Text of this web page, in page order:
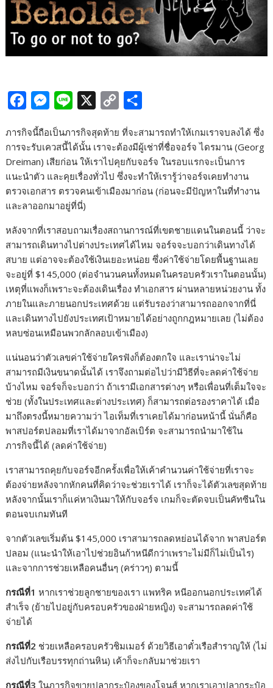
c
b
o
o
k
M
s
s
e
n
g
e
r
n
p
L
i
k
a
r
e
ภารกิจนี้ถือเป็นภารกิจสุดท้าย ที่จะสามารถทำให้เกมเราจบลงได้ ซึ่ง
การจะรับเควสนี้ได้นั้น เราจะต้องมีผู้เช่าที่ชื่อจอร์จ ไดรมาน (Georg
Dreiman) เสียก่อน ให้เราไปคุยกับจอร์จ ในรอบแรกจะเป็นการ
แนะนำตัว และคุยเรื่องทั่วไป ซึ่งจะทำให้เรารู้ว่าจอร์จเคยทำงาน
ตรวจเอกสาร ตรวจคนเข้าเมืองมาก่อน (ก่อนจะมีปัญหาในที่ทำงาน
และลาออกมาอยู่ที่นี่)
หลังจากที่เราสอบถามเรื่องสถานการณ์ที่เขตชายแดนในตอนนี้ ว่าจะ
สามารถเดินทางไปต่างประเทศได้ไหม จอร์จจะบอกว่าเดินทางได้
สบาย แต่อาจจะต้องใช้เงินเยอะหน่อย ซึ่งค่าใช้จ่ายโดยพื้นฐานเลย
จะอยู่ที่ $145,000 (ต่อจำนวนคนทั้งหมดในครอบครัวเราในตอนนั้น)
เหตุที่แพงก็เพราะจะต้องเดินเรื่อง ทำเอกสาร ผ่านหลายหน่วยงาน ทั้ง
ภายในและภายนอกประเทศด้วย แต่รับรองว่าสามารถออกจากที่นี่
และเดินทางไปยังประเทศเป้าหมายได้อย่างถูกกฎหมายเลย (ไม่ต้อง
หลบซ่อนเหมือนพวกลักลอบเข้าเมือง)
แน่นอนว่าตัวเลขค่าใช้จ่ายใครฟังก็ต้องตกใจ และเราน่าจะไม่
สามารถมีเงินขนาดนั้นได้ เราจึงถามต่อไปว่ามีวิธีที่จะลดค่าใช้จ่าย
บ้างไหม จอร์จก็จะบอกว่า ถ้าเรามีเอกสารต่างๆ หรือเพื่อนที่เต็มใจจะ
ช่วย (ทั้งในประเทศและต่างประเทศ) ก็สามารถต่อรองราคาได้ เมื่อ
มาถึงตรงนี้หมายความว่า ไอเท็มที่เราเคยได้มาก่อนหน้านี้ นั่นก็คือ
พาสปอร์ตปลอมที่เราได้มาจากอัลเบิร์ต จะสามารถนำมาใช้ใน
ภารกิจนี้ได้ (ลดค่าใช้จ่าย)
เราสามารถคุยกับจอร์จอีกครั้งเพื่อให้เค้าคำนวนค่าใช้จ่ายที่เราจะ
ต้องจ่ายหลังจากหักคนที่คิดว่าจะช่วยเราได้ เราก็จะได้ตัวเลขสุดท้าย
หลังจากนั้นเราก็แค่หาเงินมาให้กับจอร์จ เกมก็จะตัดจบเป็นคัทซีนใน
ตอนจบเกมทันที
จากตัวเลขเริ่มต้น $145,000 เราสามารถลดหย่อนได้จาก พาสปอร์ต
ปลอม (แนะนำให้เอาไปช่วยอินก้าหนีดีกว่าเพราะไม่มีก็ไม่เป็นไร)
และจากการช่วยเหลือคนอื่นๆ (คร่าวๆ) ตามนี้
กรณีที่1 หากเราช่วยลูกชายของเรา แพทริค หนีออกนอกประเทศได้
สำเร็จ (ย้ายไปอยู่กับครอบครัวของฝ่ายหญิง) จะสามารถลดค่าใช้
จ่ายได้
กรณีที่2 ช่วยเหลือครอบครัวชิมเมอร์ ด้วยวิธีเอาตั๋วเรือสำราญให้ (ไม่
ส่งไปกับเรือบรรทุกถ่านหิน) เค้าก็จะกลับมาช่วยเรา
กรณีที่3ในภารกิจขายปลากระป๋องของโจนส์ หากเราเอาปลากระป๋อ